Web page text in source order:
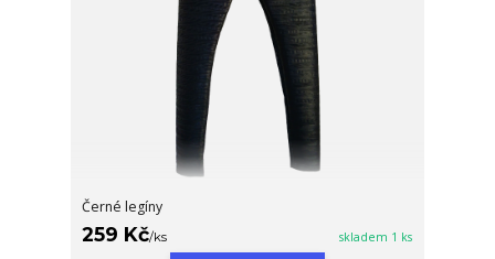
Černé legíny
259 Kč/ks skladem 1 ks